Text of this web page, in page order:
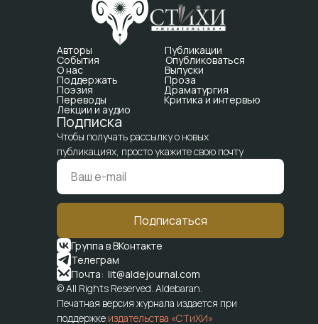
Авторы Публикации
События Опубликоваться
О нас Выпуски
Поддержать Проза
Поэзия Драматургия
Переводы Критика и интервью
Лекции и аудио
Подписка
Чтобы получать рассылку о новых
публикациях, просто укажите свою почту
Подписаться
Группа в ВКонтакте
Телеграм
Почта: lit@aldejournal.com
© All Rights Reserved. Aldebaran.
Печатная версия журнала издается при
поддержке издательства «СТиХИ»